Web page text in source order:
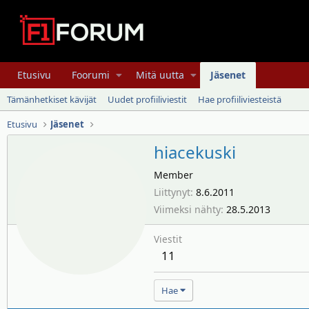
Etusivu Foorumi Mitä uutta Jäsenet
Tämänhetkiset kävijät Uudet profiiliviestit
Hae profiiliviesteistä
Etusivu
Jäsenet
hiacekuski
Member
Liittynyt 8.6.2011
Viimeksi nähty 28.5.2013
Viestit
11
Hae